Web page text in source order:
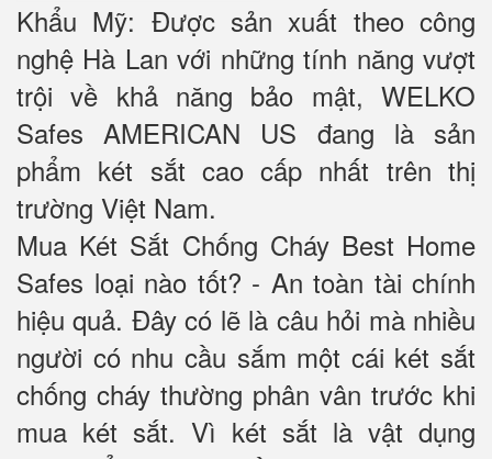
Khẩu Mỹ: Được sản xuất theo công
nghệ Hà Lan với những tính năng vượt
trội về khả năng bảo mật, WELKO
Safes AMERICAN US đang là sản
phẩm két sắt cao cấp nhất trên thị
trường Việt Nam.
Mua Két Sắt Chống Cháy Best Home
Safes loại nào tốt? - An toàn tài chính
hiệu quả. Đây có lẽ là câu hỏi mà nhiều
người có nhu cầu sắm một cái két sắt
chống cháy thường phân vân trước khi
mua két sắt. Vì két sắt là vật dụng